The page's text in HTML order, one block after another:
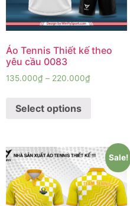
Áo Tennis Thiết kế theo
yêu cầu 0083
135.000₫ – 220.000₫
Select options
Sale!